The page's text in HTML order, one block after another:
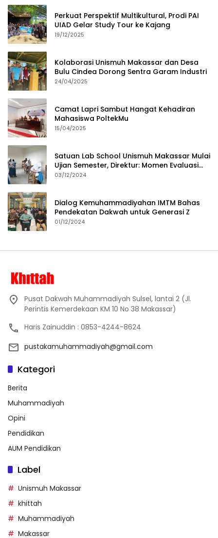
Perkuat Perspektif Multikultural, Prodi PAI
UIAD Gelar Study Tour ke Kajang
19/12/2025
Kolaborasi Unismuh Makassar dan Desa
Bulu Cindea Dorong Sentra Garam Industri
24/04/2025
Camat Lapri Sambut Hangat Kehadiran
Mahasiswa PoltekMu
15/04/2025
Satuan Lab School Unismuh Makassar Mulai
Ujian Semester, Direktur: Momen Evaluasi
Proses Pembelajaran
03/12/2024
Dialog Kemuhammadiyahan IMTM Bahas
Pendekatan Dakwah untuk Generasi Z
01/12/2024
Pusat Dakwah Muhammadiyah Sulsel, lantai 2 (Jl.
Perintis Kemerdekaan KM 10 No 38 Makassar)
Haris Zainuddin : 0853-4244-8624
pustakamuhammadiyah@gmail.com
Kategori
Berita
Muhammadiyah
Opini
Pendidikan
AUM Pendidikan
Label
Unismuh Makassar
khittah
Muhammadiyah
Makassar